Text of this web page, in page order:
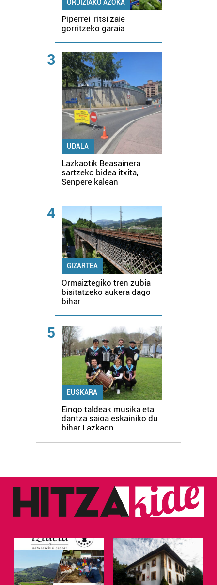
ORDIZIAKO AZOKA
Piperrei iritsi zaie
gorritzeko garaia
3
UDALA
Lazkaotik Beasainera
sartzeko bidea itxita,
Senpere kalean
4
GIZARTEA
Ormaiztegiko tren zubia
bisitatzeko aukera dago
bihar
5
EUSKARA
Eingo taldeak musika eta
dantza saioa eskainiko du
bihar Lazkaon